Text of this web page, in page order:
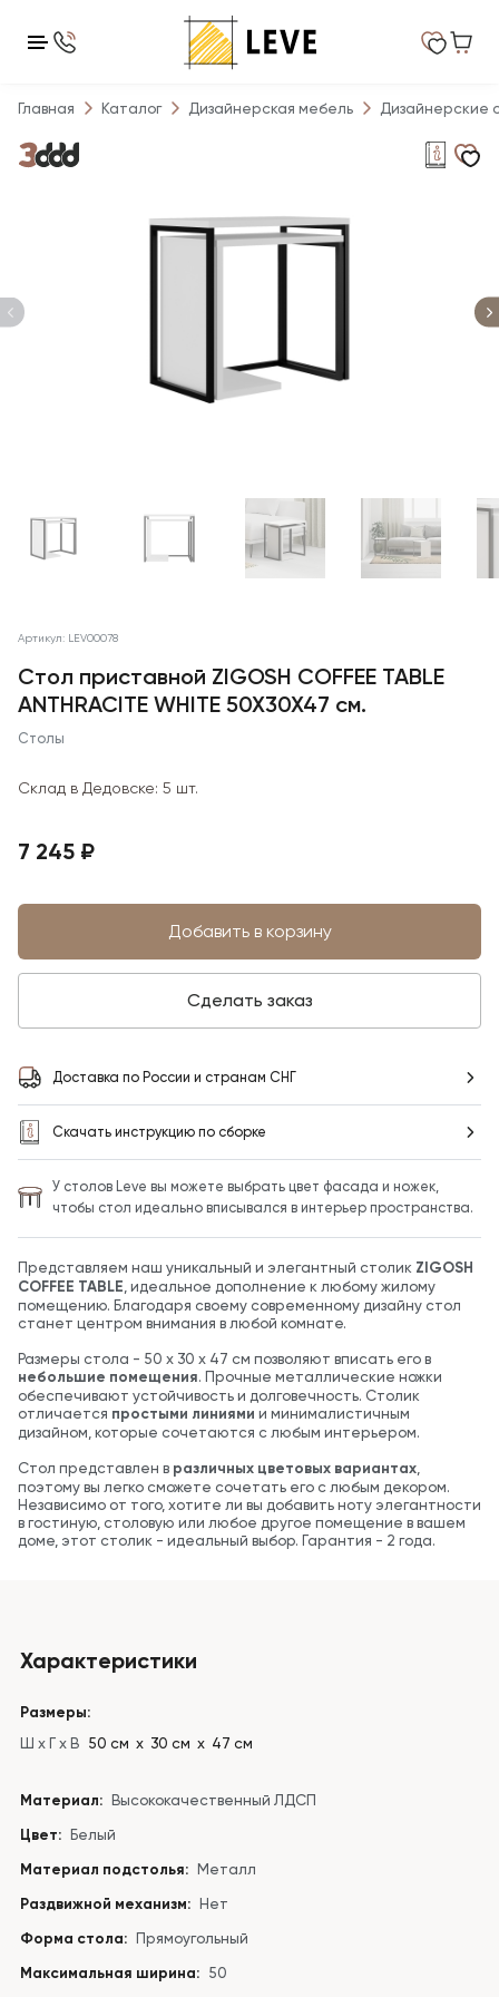
Главная Каталог Дизайнерская мебель Дизайнерские
Артикул: LEV00078
Стол приставной ZIGOSH COFFEE TABLE
ANTHRACITE WHITE 50X30X47 см.
Столы
Склад в Дедовске: 5 шт.
7 245 ₽
Добавить в корзину
Сделать заказ
Доставка по России и странам СНГ
Скачать инструкцию по сборке
У столов Leve вы можете выбрать цвет фасада и ножек,
чтобы стол идеально вписывался в интерьер пространства.
Представляем наш уникальный и элегантный столик ZIGOSH
COFFEE TABLE , идеальное дополнение к любому жилому
помещению. Благодаря своему современному дизайну стол
станет центром внимания в любой комнате.
Размеры стола - 50 x 30 x 47 см позволяют вписать его в
небольшие помещения. Прочные металлические ножки
обеспечивают устойчивость и долговечность. Столик
отличается простыми линиями и минималистичным
дизайном, которые сочетаются с любым интерьером.
Стол представлен в различных цветовых вариантах
поэтому вы легко сможете сочетать его с любым декором.
Независимо от того, хотите ли вы добавить ноту элегантности
в гостиную, столовую или любое другое помещение в вашем
доме, этот столик - идеальный выбор. Гарантия - 2 года.
Характеристики
Размеры:
Ш x Г x В 50 см х 30 см х 47 см
Материал: Высококачественный ЛДСП
Цвет: Белый
Материал подстолья: Металл
Раздвижной механизм: Нет
Форма стола: Прямоугольный
Максимальная ширина: 50